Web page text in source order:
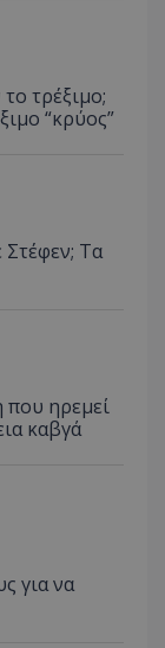
τρέξιμο;
“κρύος”
Στέφεν; Τα
ηρεμεί
καβγά
για να